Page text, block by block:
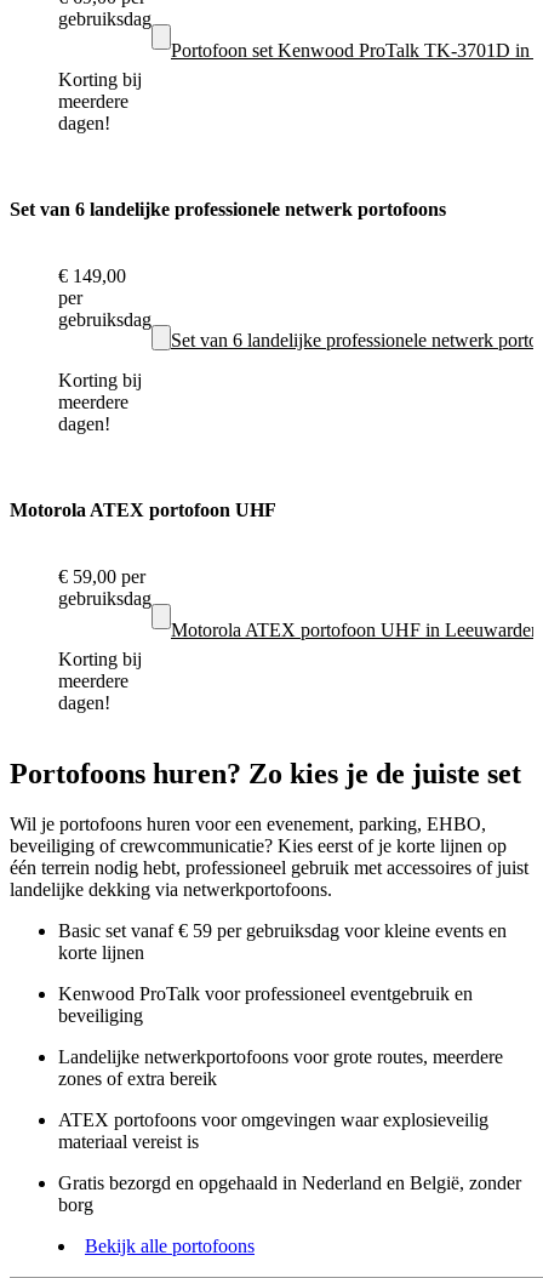
gebruiksdag
Korting bij
meerdere
dagen!
Portofoon set Kenwood ProTalk TK-3701D in
Set van 6 landelijke professionele netwerk portofoons
€ 149,00
per
gebruiksdag
Korting bij
meerdere
dagen!
Set van 6 landelijke professionele netwerk
Motorola ATEX portofoon UHF
€ 59,00 per
gebruiksdag
Korting bij
meerdere
dagen!
Motorola ATEX portofoon UHF in Leeuwarden
Portofoons huren? Zo kies je de juiste set
Wil je portofoons huren voor een evenement, parking, EHBO,
beveiliging of crewcommunicatie? Kies eerst of je korte lijnen op
één terrein nodig hebt, professioneel gebruik met accessoires of juist
landelijke dekking via netwerkportofoons.
Basic set vanaf € 59 per gebruiksdag voor kleine events en
korte lijnen
Kenwood ProTalk voor professioneel eventgebruik en
beveiliging
Landelijke netwerkportofoons voor grote routes, meerdere
zones of extra bereik
ATEX portofoons voor omgevingen waar explosieveilig
materiaal vereist is
Gratis bezorgd en opgehaald in Nederland en België, zonder
borg
Bekijk alle portofoons